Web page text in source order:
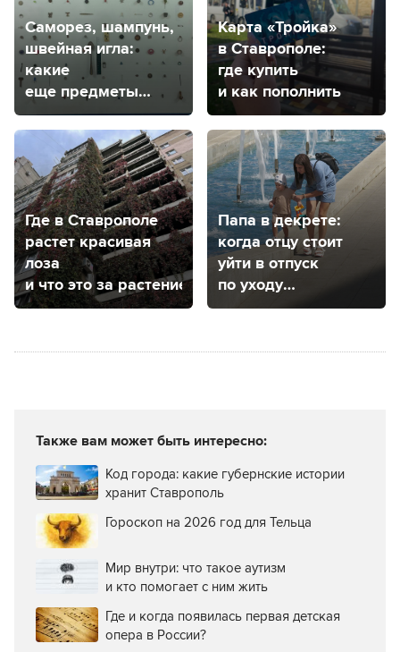
Саморез, шампунь,
швейная игла:
какие
еще предметы
извлекают
из маленьких
пациентов врачи
в Ставрополе?
Карта «Тройка»
в Ставрополе:
где купить
и как пополнить
Где в Ставрополе
растет красивая
лоза
и что это за растение?
Папа в декрете:
когда отцу стоит
уйти в отпуск
по уходу
за ребенком
Также вам может быть интересно:
Код города: какие губернские истории
хранит Ставрополь
Гороскоп на 2026 год для Тельца
Мир внутри: что такое аутизм
и кто помогает с ним жить
Где и когда появилась первая детская
опера в России?